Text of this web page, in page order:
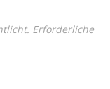
Erforderliche